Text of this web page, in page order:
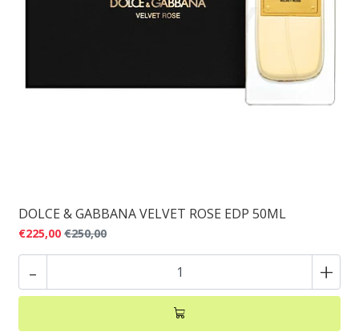
DOLCE & GABBANA VELVET ROSE EDP 50ML
€225,00 €250,00
- +